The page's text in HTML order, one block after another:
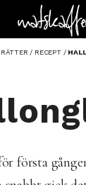
/ RECEPT/
första